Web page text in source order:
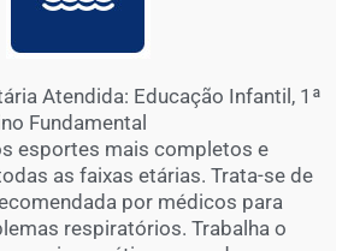
Atendida: Educação Infantil, 1ª
Fundamental
esportes mais completos e
as faixas etárias. Trata-se de
por médicos para
respiratórios. Trabalha o